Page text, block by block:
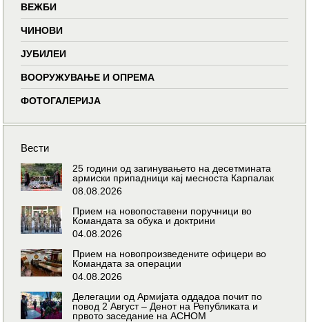
ВЕЖБИ
ЧИНОВИ
ЈУБИЛЕИ
ВООРУЖУВАЊЕ И ОПРЕМА
ФОТОГАЛЕРИЈА
Вести
25 години од загинувањето на десетмината
армиски припадници кај месноста Карпалак
08.08.2026
Прием на новопоставени поручници во
Командата за обука и доктрини
04.08.2026
Прием на новопроизведените офицери во
Командата за операции
04.08.2026
Делегации од Армијата оддадоа почит по
повод 2 Август – Денот на Републиката и
првото заседание на АСНОМ